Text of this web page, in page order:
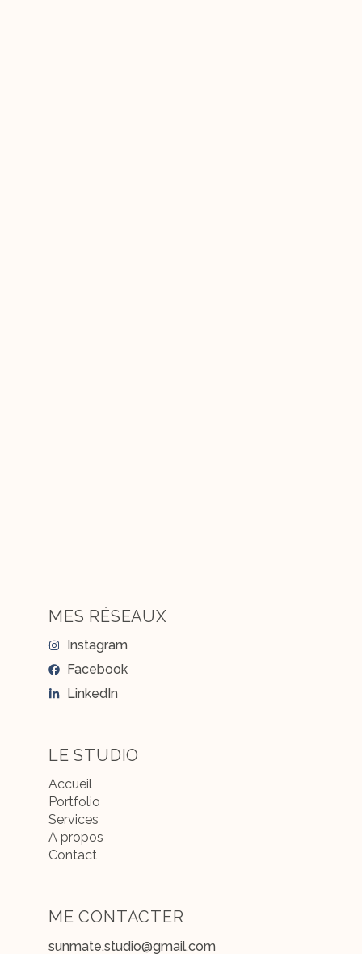
MES RÉSEAUX
Instagram
Facebook
LinkedIn
LE STUDIO
Accueil
Portfolio
Services
A propos
Contact
ME CONTACTER
sunmate.studio@gmail.com